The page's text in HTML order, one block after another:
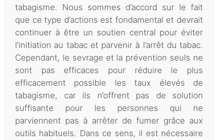
tabagisme. Nous sommes d’accord sur le fait
que ce type d’actions est fondamental et devrait
continuer à être un soutien central pour éviter
l’initiation au tabac et parvenir à l’arrêt du tabac.
Cependant, le sevrage et la prévention seuls ne
sont pas efficaces pour réduire le plus
efficacement possible les taux élevés de
tabagisme, car ils n’offrent pas de solution
suffisante pour les personnes qui ne
parviennent pas à arrêter de fumer grâce aux
outils habituels. Dans ce sens, il est nécessaire